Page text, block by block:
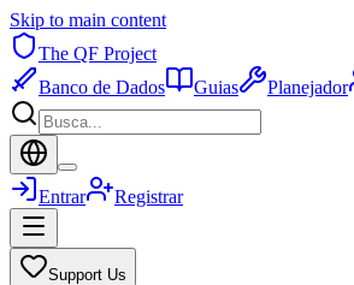
Skip to main content
The QF Project
Banco de Dados
Guias Planejador
Entrar Registrar
Support Us